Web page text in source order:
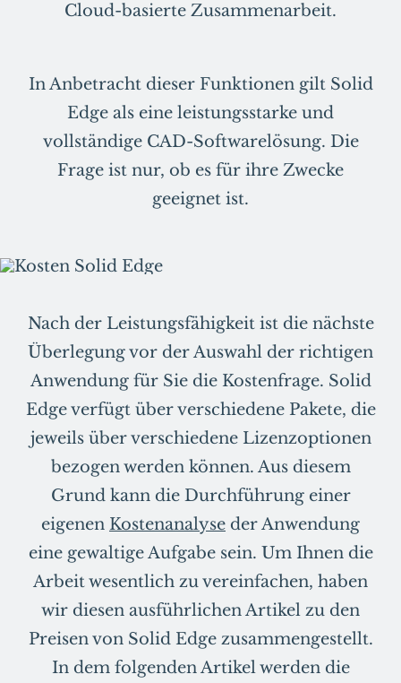
Cloud-basierte Zusammenarbeit.
In Anbetracht dieser Funktionen gilt Solid
Edge als eine leistungsstarke und
vollständige CAD-Softwarelösung. Die
Frage ist nur, ob es für ihre Zwecke
geeignet ist.
Nach der Leistungsfähigkeit ist die nächste
Überlegung vor der Auswahl der richtigen
Anwendung für Sie die Kostenfrage. Solid
Edge verfügt über verschiedene Pakete, die
jeweils über verschiedene Lizenzoptionen
bezogen werden können. Aus diesem
Grund kann die Durchführung einer
eigenen Kostenanalyse der Anwendung
eine gewaltige Aufgabe sein. Um Ihnen die
Arbeit wesentlich zu vereinfachen, haben
wir diesen ausführlichen Artikel zu den
Preisen von Solid Edge zusammengestellt.
In dem folgenden Artikel werden die